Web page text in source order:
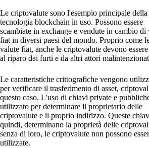
Le criptovalute sono l'esempio principale della
tecnologia blockchain in uso. Possono essere
scambiate in exchange e vendute in cambio di
fiat in diversi paesi del mondo. Proprio come
valute fiat, anche le criptovalute devono
al riparo dai furti e da altri attori
Le caratteristiche crittografiche vengono
per verificare il trasferimento di asset,
questo caso. L'uso di chiavi private e
utilizzato per determinare il proprietario delle
criptovalute e il proprio indirizzo. Queste
quindi, determinano la proprietà delle
senza di loro, le criptovalute non possono
utilizzate.